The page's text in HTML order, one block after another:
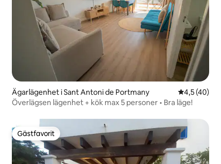
Ägarlägenhet i Sant Antoni de Portmany 4,5 av 5 i
4,5 (40)
Överlägsen lägenhet + kök max 5 personer • Bra läge!
Gästfavorit
Gästfavorit